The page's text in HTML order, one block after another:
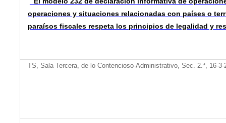
operaciones y situaciones relacionadas con países o
paraísos fiscales respeta los principios de legalidad y
TS, Sala Tercera, de lo Contencioso-Administrativo, Sec. 2.ª, 16-3-